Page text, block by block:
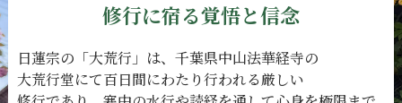
修行に宿る覚悟と信念
日蓮宗の 「大荒行」は、 千葉県中山法華経寺の
大荒行堂にて百日間にわたり行われる厳しい